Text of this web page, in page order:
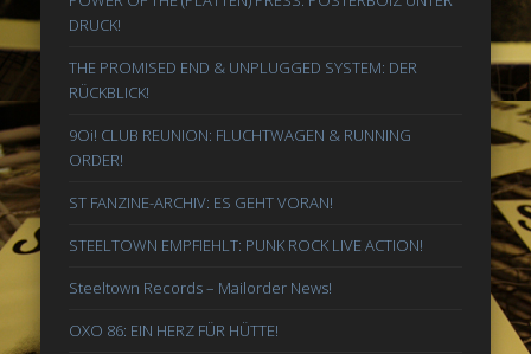
DRUCK!
THE PROMISED END & UNPLUGGED SYSTEM: DER
RÜCKBLICK!
9Oi! CLUB REUNION: FLUCHTWAGEN & RUNNING
ORDER!
ST FANZINE-ARCHIV: ES GEHT VORAN!
STEELTOWN EMPFIEHLT: PUNK ROCK LIVE ACTION!
Steeltown Records – Mailorder News!
OXO 86: EIN HERZ FÜR HÜTTE!